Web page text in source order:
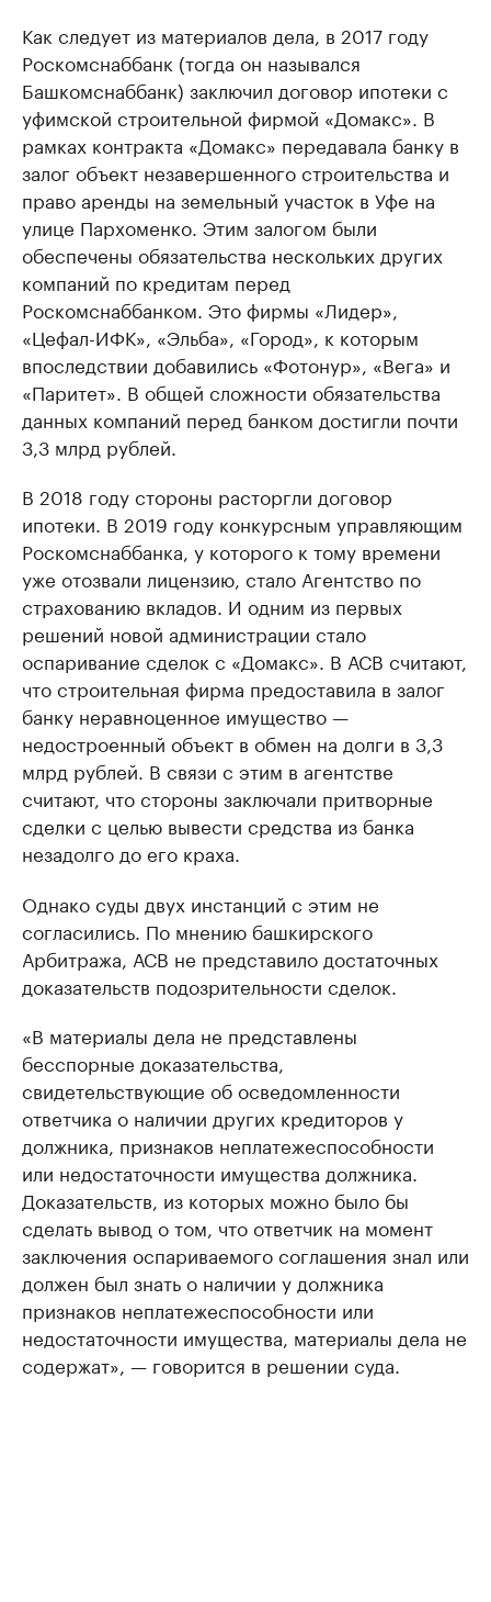
Как следует из материалов дела, в 2017 году
Роскомснаббанк (тогда он назывался
Башкомснаббанк) заключил договор ипотеки с
уфимской строительной фирмой «Домакс». В
рамках контракта «Домакс» передавала банку в
залог объект незавершенного строительства и
право аренды на земельный участок в Уфе на
улице Пархоменко. Этим залогом были
обеспечены обязательства нескольких других
компаний по кредитам перед
Роскомснаббанком. Это фирмы «Лидер»,
«Цефал-ИФК», «Эльба», «Город», к которым
впоследствии добавились «Фотонур», «Вега» и
«Паритет». В общей сложности обязательства
данных компаний перед банком достигли почти
3,3 млрд рублей.
В 2018 году стороны расторгли договор
ипотеки. В 2019 году конкурсным управляющим
Роскомснаббанка, у которого к тому времени
уже отозвали лицензию, стало Агентство по
страхованию вкладов. И одним из первых
решений новой администрации стало
оспаривание сделок с «Домакс». В АСВ считают,
что строительная фирма предоставила в залог
банку неравноценное имущество —
недостроенный объект в обмен на долги в 3,3
млрд рублей. В связи с этим в агентстве
считают, что стороны заключали притворные
сделки с целью вывести средства из банка
незадолго до его краха.
Однако суды двух инстанций с этим не
согласились. По мнению башкирского
Арбитража, АСВ не представило достаточных
доказательств подозрительности сделок.
«В материалы дела не представлены
бесспорные доказательства,
свидетельствующие об осведомленности
ответчика о наличии других кредиторов у
должника, признаков неплатежеспособности
или недостаточности имущества должника.
Доказательств, из которых можно было бы
сделать вывод о том, что ответчик на момент
заключения оспариваемого соглашения знал или
должен был знать о наличии у должника
признаков неплатежеспособности или
недостаточности имущества, материалы дела не
содержат», — говорится в решении суда.